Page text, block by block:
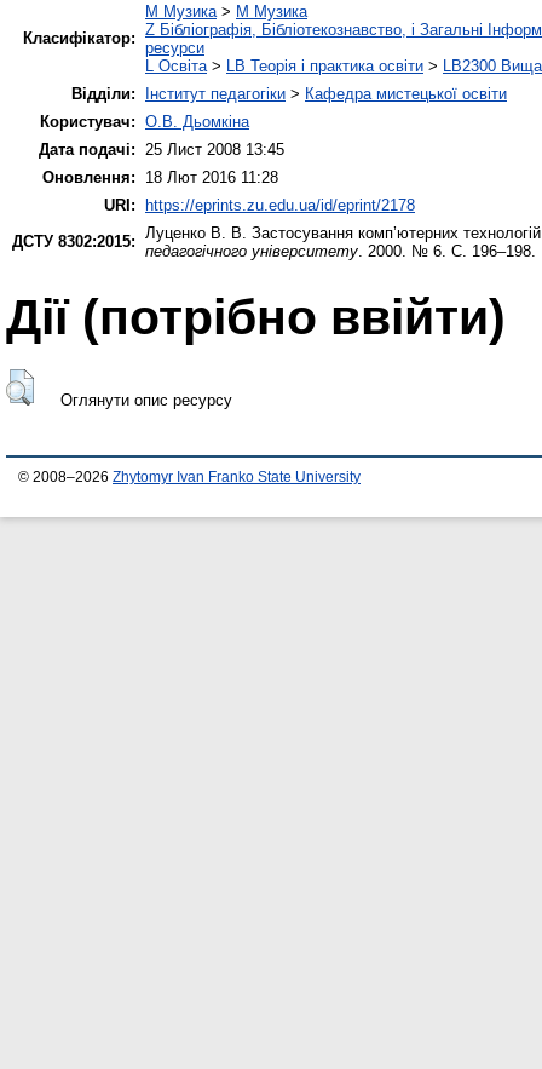
Класифікатор:
M Музика > M Музика
Z Бібліографія, Бібліотекознавство, і Загальні
ресурси
L Освіта > LB Теорія і практика освіти > LB2300 Вища
Відділи:
Інститут педагогіки > Кафедра мистецької освіти
Користувач: О.В. Дьомкіна
Дата подачі:
25 Лист 2008 13:45
Оновлення:
18 Лют 2016 11:28
URI: https://eprints.zu.edu.ua/id/eprint/2178
ДСТУ 8302:2015:
Луценко В. В. Застосування комп’ютерних
педагогічного університету . 2000. № 6. С. 196–198.
Дії ​​(потрібно ввійти)
Оглянути опис ресурсу
© 2008–2026 Zhytomyr Ivan Franko State University